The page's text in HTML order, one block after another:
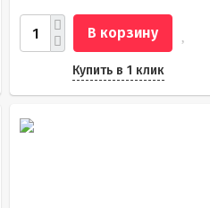
В корзину
Купить в 1 клик